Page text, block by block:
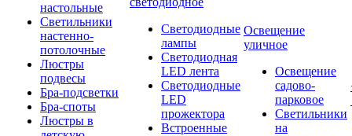
настольные
Светильники
настенно-
потолочные
Люстры
подвесы
Бра-подсветки
Бра-споты
Люстры в
Светодиодные
лампы
Светодиодная
LED лента
Светодиодные
LED
прожектора
Встроенные
Освещение
уличное
Освещение
садово-
парковое
Светильники
на